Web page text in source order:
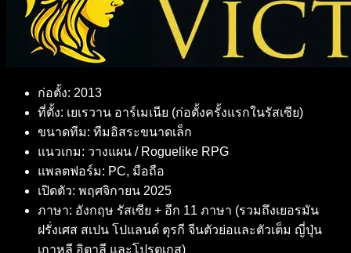
ก่อตั้ง: 2013
ที่ตั้ง: เยเรวาน อาร์เมเนีย (ก่อตั้งครั้งแรกในรัสเซีย)
ขนาดทีม: ทีมอิสระขนาดเล็ก
แนวเกม: วางแผน / Roguelike RPG
แพลตฟอร์ม: PC, มือถือ
เปิดตัว: พฤศจิกายน 2025
ภาษา: อังกฤษ รัสเซีย + อีก 11 ภาษา (รวมถึงเยอรมัน
ฝรั่งเศส สเปน โปแลนด์ ตุรกี จีนตัวย่อและตัวเต็ม ญี่ปุ่น
เกาหลี อิตาลี และโปรตุเกส)